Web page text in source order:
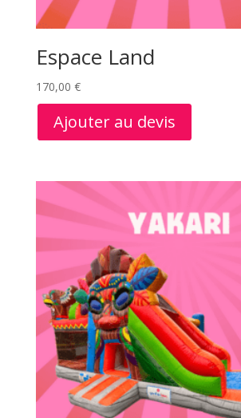
Espace Land
170,00 €
Ajouter au devis